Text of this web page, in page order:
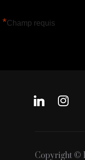
*Champ requis
linkedin
Copyright ©